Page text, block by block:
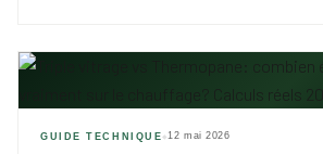
GUIDE TECHNIQUE ◆12 mai 2026